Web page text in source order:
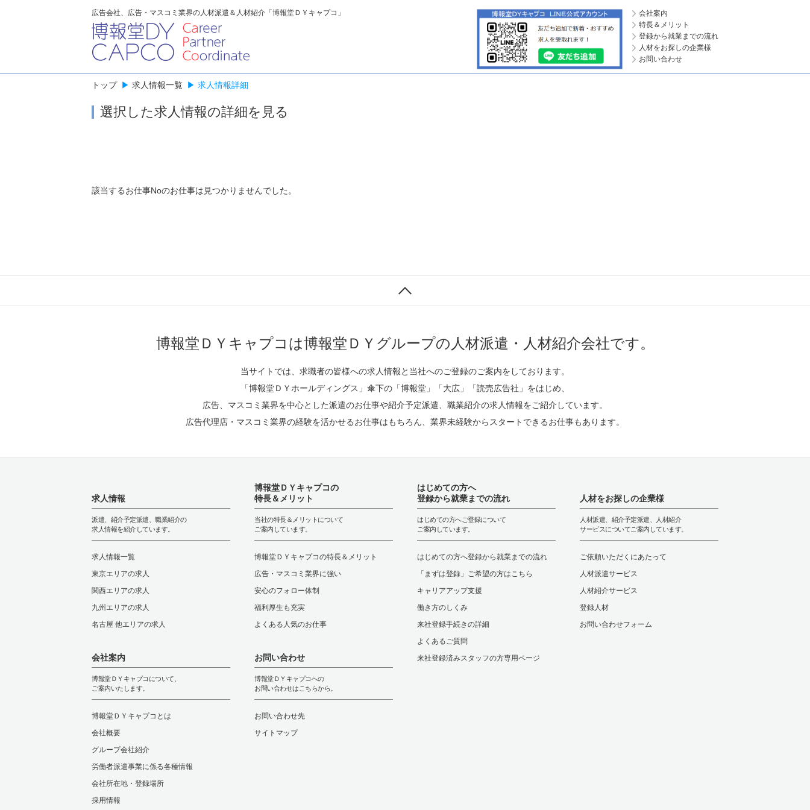
広告会社、広告・マスコミ業界の人材派遣＆人材紹介「博報堂ＤＹキャプコ」
会社案内
特長＆メリット
登録から就業までの流れ
人材をお探しの企業様
お問い合わせ
トップ ▶ 求人情報一覧 ▶ 求人情報詳細
選択した求人情報の詳細を見る
該当するお仕事Noのお仕事は見つかりませんでした。
博報堂ＤＹキャプコは博報堂ＤＹグループの人材派遣・人材紹介会社です。
当サイトでは、求職者の皆様への求人情報と当社へのご登録のご案内をしております。
「博報堂ＤＹホールディングス」傘下の「博報堂」「大広」「読売広告社」をはじめ、
広告、マスコミ業界を中心とした派遣のお仕事や紹介予定派遣、職業紹介の求人情報をご紹介しています。
広告代理店・マスコミ業界の経験を活かせるお仕事はもちろん、業界未経験からスタートできるお仕事もあります。
求人情報
派遣、紹介予定派遣、職業紹介の
求人情報を紹介しています。
求人情報一覧
東京エリアの求人
関西エリアの求人
九州エリアの求人
名古屋 他エリアの求人
会社案内
博報堂ＤＹキャプコについて、
ご案内いたします。
博報堂ＤＹキャプコとは
会社概要
グループ会社紹介
労働者派遣事業に係る各種情報
会社所在地・登録場所
採用情報
博報堂ＤＹキャプコの
特長＆メリット
当社の特長＆メリットについて
ご案内しています。
博報堂ＤＹキャプコの特長＆メリット
広告・マスコミ業界に強い
安心のフォロー体制
福利厚生も充実
よくある人気のお仕事
お問い合わせ
博報堂ＤＹキャプコへの
お問い合わせはこちらから。
お問い合わせ先
サイトマップ
はじめての方へ
登録から就業までの流れ
はじめての方へご登録について
ご案内しています。
はじめての方へ登録から就業までの流れ
「まずは登録」ご希望の方はこちら
キャリアアップ支援
働き方のしくみ
来社登録手続きの詳細
よくあるご質問
来社登録済みスタッフの方専用ページ
人材をお探しの企業様
人材派遣、紹介予定派遣、人材紹介
サービスについてご案内しています。
ご依頼いただくにあたって
人材派遣サービス
人材紹介サービス
登録人材
お問い合わせフォーム